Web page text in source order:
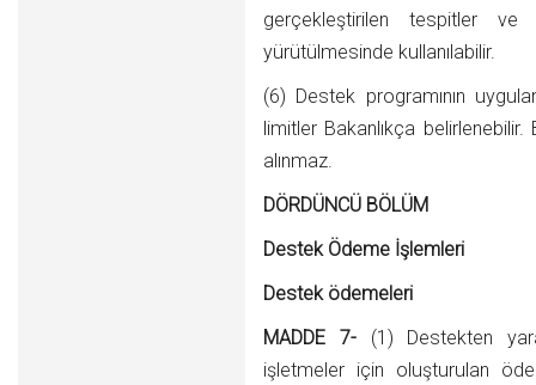
gerçekleştirilen tespitler ve
yürütülmesinde kullanılabilir.
(6) Destek programının
limitler Bakanlıkça belirlenebilir.
alınmaz.
DÖRDÜNCÜ BÖLÜM
Destek Ödeme İşlemleri
Destek ödemeleri
MADDE 7- (1) Destekten
işletmeler için oluşturulan